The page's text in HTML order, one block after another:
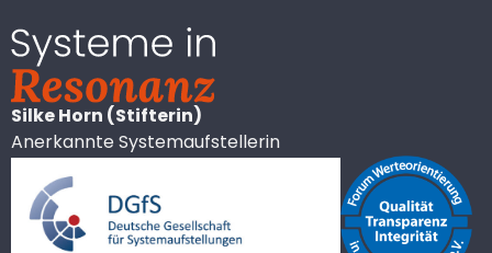
Silke Horn (Stifterin)
Anerkannte Systemaufstellerin